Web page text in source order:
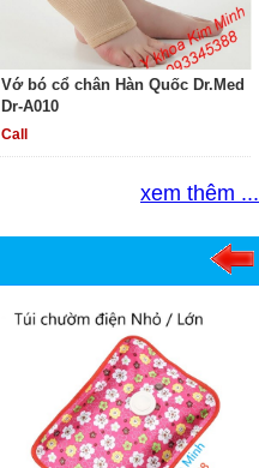
Vớ bó cổ chân Hàn Quốc Dr.Med
Dr-A010
Call
xem thêm ...